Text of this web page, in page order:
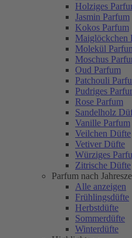
Holziges
Jasmin Parfum
Kokos Parfum
Maiglöckchen
Molekül
Moschus
Oud Parfum
Patchouli
Pudriges
Rose Parfum
Sandelholz
Vanille Parfum
Veilchen Düfte
Vetiver Düfte
Würziges
Zitrische Düfte
Parfum nach
Alle anzeigen
Frühlingsdüfte
Herbstdüfte
Sommerdüfte
Winterdüfte